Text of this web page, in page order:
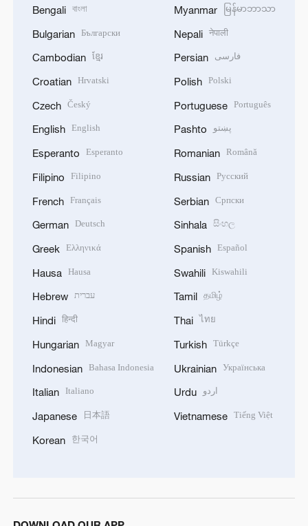
Bengali বাংলা
Bulgarian Български
Cambodian ខ្មែរ
Croatian Hrvatski
Czech Český
English English
Esperanto Esperanto
Filipino Filipino
French Français
German Deutsch
Greek Ελληνικά
Hausa Hausa
Hebrew עברית
Hindi हिन्दी
Hungarian Magyar
Indonesian Bahasa Indonesia
Italian Italiano
Japanese 日本語
Korean 한국어
Myanmar မြန်မာဘာသာ
Nepali नेपाली
Persian فارسی
Polish Polski
Portuguese Português
Pashto پښتو
Romanian Română
Russian Русский
Serbian Српски
Sinhala සිංහල
Spanish Español
Swahili Kiswahili
Tamil தமிழ்
Thai ไทย
Turkish Türkçe
Ukrainian Українська
Urdu اردو
Vietnamese Tiếng Việt